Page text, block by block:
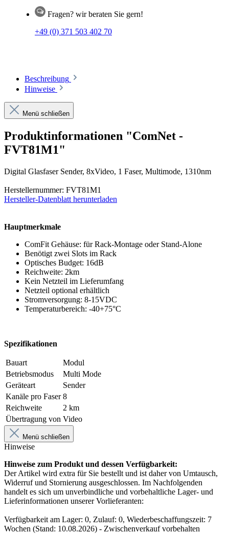
Fragen? wir beraten Sie gern!
+49 (0) 371 503 402 70
Beschreibung
Hinweise
Menü schließen
Produktinformationen "ComNet -
FVT81M1"
Digital Glasfaser Sender, 8xVideo, 1 Faser, Multimode, 1310nm
Herstellernummer: FVT81M1
Hersteller-Datenblatt herunterladen
Hauptmerkmale
ComFit Gehäuse: für Rack-Montage oder Stand-Alone
Benötigt zwei Slots im Rack
Optisches Budget: 16dB
Reichweite: 2km
Kein Netzteil im Lieferumfang
Netzteil optional erhältlich
Stromversorgung: 8-15VDC
Temperaturbereich: -40+75°C
Spezifikationen
Bauart
Modul
Betriebsmodus
Multi Mode
Geräteart
Sender
Kanäle pro Faser 8
Reichweite
2 km
Übertragung von Video
Menü schließen
Hinweise
Hinweise zum Produkt und dessen Verfügbarkeit:
Der Artikel wird extra für Sie bestellt und ist daher von Umtausch,
Widerruf und Stornierung ausgeschlossen. Im Nachfolgenden
handelt es sich um unverbindliche und vorbehaltliche Lager- und
Lieferinformationen unserer Vorlieferanten:
Verfügbarkeit am Lager: 0, Zulauf: 0, Wiederbeschaffungszeit: 7
Wochen (Stand: 10.08.2026) - Zwischenverkauf vorbehalten